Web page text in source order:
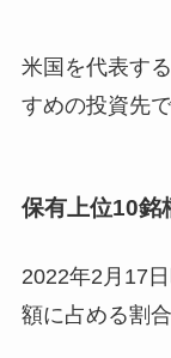
米国を代表す
すめの投資先で
保有上位10銘
2022年2月17
額に占める割